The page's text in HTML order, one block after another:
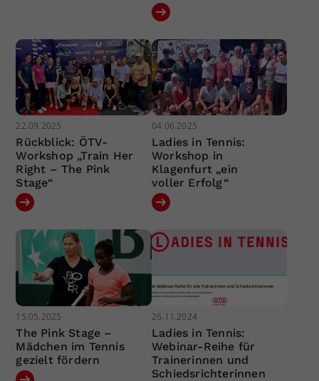
22.09.2025
Rückblick: ÖTV-
Workshop „Train Her
Right – The Pink
Stage“
04.06.2025
Ladies in Tennis:
Workshop in
Klagenfurt „ein
voller Erfolg“
15.05.2025
The Pink Stage –
Mädchen im Tennis
gezielt fördern
26.11.2024
Ladies in Tennis:
Webinar-Reihe für
Trainerinnen und
Schiedsrichterinnen